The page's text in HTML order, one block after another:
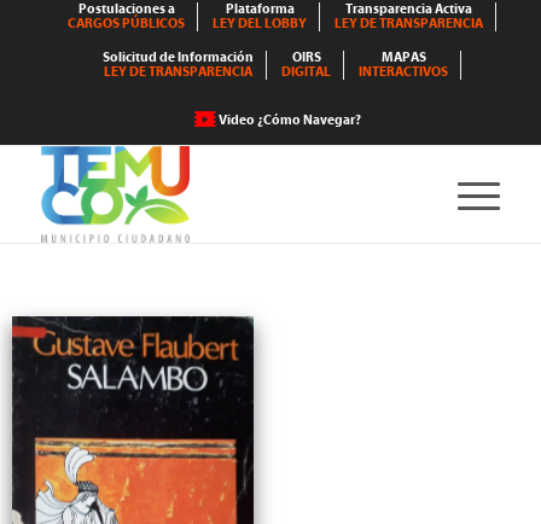
Postulaciones a
CARGOS PÚBLICOS
Plataforma
LEY DEL LOBBY
Transparencia Activa
LEY DE TRANSPARENCIA
Solicitud de Información
LEY DE TRANSPARENCIA
OIRS
DIGITAL
MAPAS
INTERACTIVOS
Video ¿Cómo Navegar?